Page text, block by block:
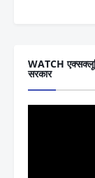
WATCH
सरकार